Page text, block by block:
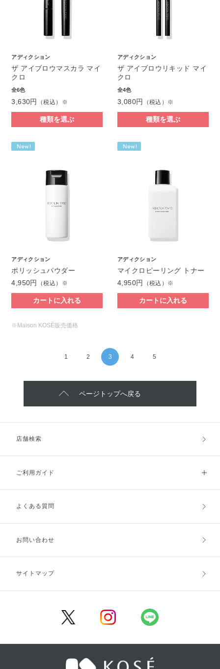
アディクション
ザ アイブロウマスカラ マイ
クロ
全6色
3,630円 （税込）※
種類を選ぶ
アディクション
ザ アイブロウリキッド マイ
クロ
全4色
3,080円 （税込）※
種類を選ぶ
アディクション
ポリッシュパウダー
4,950円
（税込）※
カートに入れる
アディクション
マイクロピーリング トナー
4,950円
（税込）※
カートに入れる
※Maison KOSÉ販売価格
1 2 3 4 5
ページトップへ戻る
店舗検索
ご利用ガイド
ご利用ガイドトップ
お支払方法
キャンセル・返品・交換
よくある質問
お問い合わせ
サイトマップ